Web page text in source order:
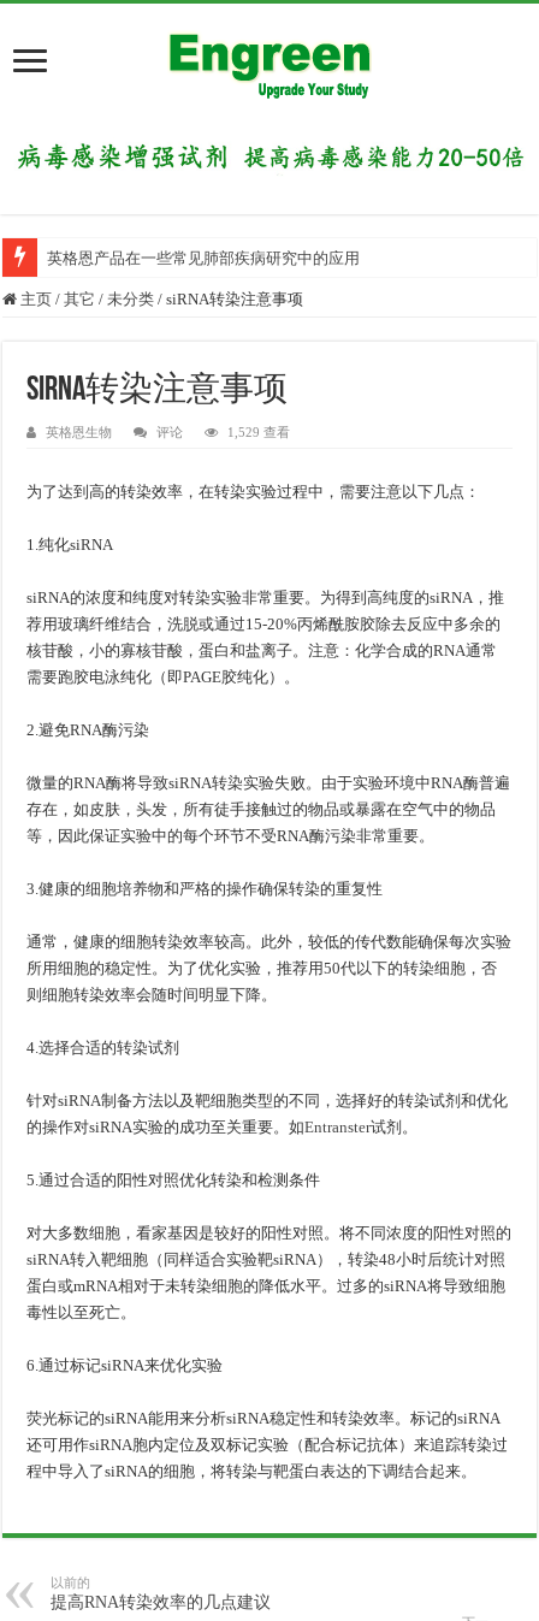
英格恩产品在一些常见肺部疾病研究中的应用
主页 / 其它 / 未分类 / siRNA转染注意事项
siRNA转染注意事项
英格恩生物 评论 1,529 查看
为了达到高的转染效率，在转染实验过程中，需要注意以下几点：
1.纯化siRNA
siRNA的浓度和纯度对转染实验非常重要。为得到高纯度的siRNA，推
荐用玻璃纤维结合，洗脱或通过15-20%丙烯酰胺胶除去反应中多余的
核苷酸，小的寡核苷酸，蛋白和盐离子。注意：化学合成的RNA通常
需要跑胶电泳纯化（即PAGE胶纯化）。
2.避免RNA酶污染
微量的RNA酶将导致siRNA转染实验失败。由于实验环境中RNA酶普遍
存在，如皮肤，头发，所有徒手接触过的物品或暴露在空气中的物品
等，因此保证实验中的每个环节不受RNA酶污染非常重要。
3.健康的细胞培养物和严格的操作确保转染的重复性
通常，健康的细胞转染效率较高。此外，较低的传代数能确保每次实验
所用细胞的稳定性。为了优化实验，推荐用50代以下的转染细胞，否
则细胞转染效率会随时间明显下降。
4.选择合适的转染试剂
针对siRNA制备方法以及靶细胞类型的不同，选择好的转染试剂和优化
的操作对siRNA实验的成功至关重要。如Entranster试剂。
5.通过合适的阳性对照优化转染和检测条件
对大多数细胞，看家基因是较好的阳性对照。将不同浓度的阳性对照的
siRNA转入靶细胞（同样适合实验靶siRNA），转染48小时后统计对照
蛋白或mRNA相对于未转染细胞的降低水平。过多的siRNA将导致细胞
毒性以至死亡。
6.通过标记siRNA来优化实验
荧光标记的siRNA能用来分析siRNA稳定性和转染效率。标记的siRNA
还可用作siRNA胞内定位及双标记实验（配合标记抗体）来追踪转染过
程中导入了siRNA的细胞，将转染与靶蛋白表达的下调结合起来。
以前的
提高RNA转染效率的几点建议